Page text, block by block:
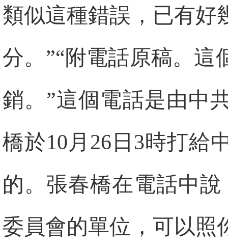
類似這種錯誤，已有好
分。”“附電話原稿。這
銷。”這個電話是由中
橋於10月26日3時打給
的。張春橋在電話中
委員會的單位，可以照